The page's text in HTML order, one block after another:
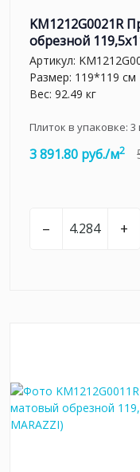
KM1212G0021R
обрезной
Артикул:
Размер: 119*119 см
Вес: 92.49 кг
Плиток в упаковке: 3
3 891.80 руб./м2
– +